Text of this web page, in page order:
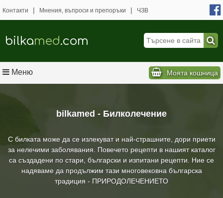
bilkamed - Билколечение
С билката може да се излекуват и най-страшните, дори приети
за нелечими заболявания. Повечето рецепти в нашият каталог
са създадени по стари, български и изпитани рецепти. Ние се
надяваме да продължим тази многовековна българска
традиция - ПРИРОДОЛЕЧЕНИЕТО
Контакти | Мнения, въпроси и препоръки | ЧЗВ
bilkamed.com
Меню Моята кошница